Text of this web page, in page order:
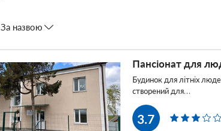
За назвою
Пансіонат для
Будинок для літніх
створений для…
3.7